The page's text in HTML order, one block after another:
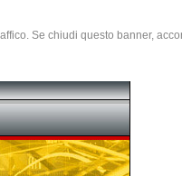
Se chiudi questo banner,